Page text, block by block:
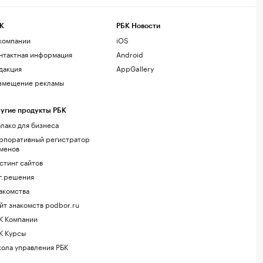
информация
рекламы
продукты РБК
для бизнеса
регистратор
сайтов
знакомств podbor.ru
Компании
Курсы
управления РБК
РБК Новости
iOS
Android
AppGallery